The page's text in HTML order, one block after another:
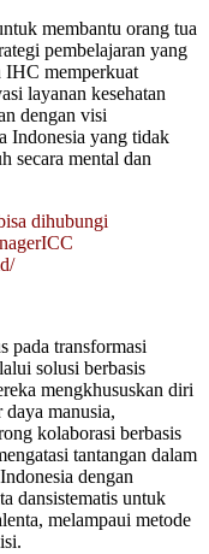
membantu orang tua
pembelajaran yang
memperkuat
layanan kesehatan
dengan visi
Indonesia yang tidak
secara mental dan
dihubungi
pada transformasi
solusi berbasis
mengkhususkan diri
manusia,
kolaborasi berbasis
tantangan dalam
dengan
dansistematis untuk
melampaui metode